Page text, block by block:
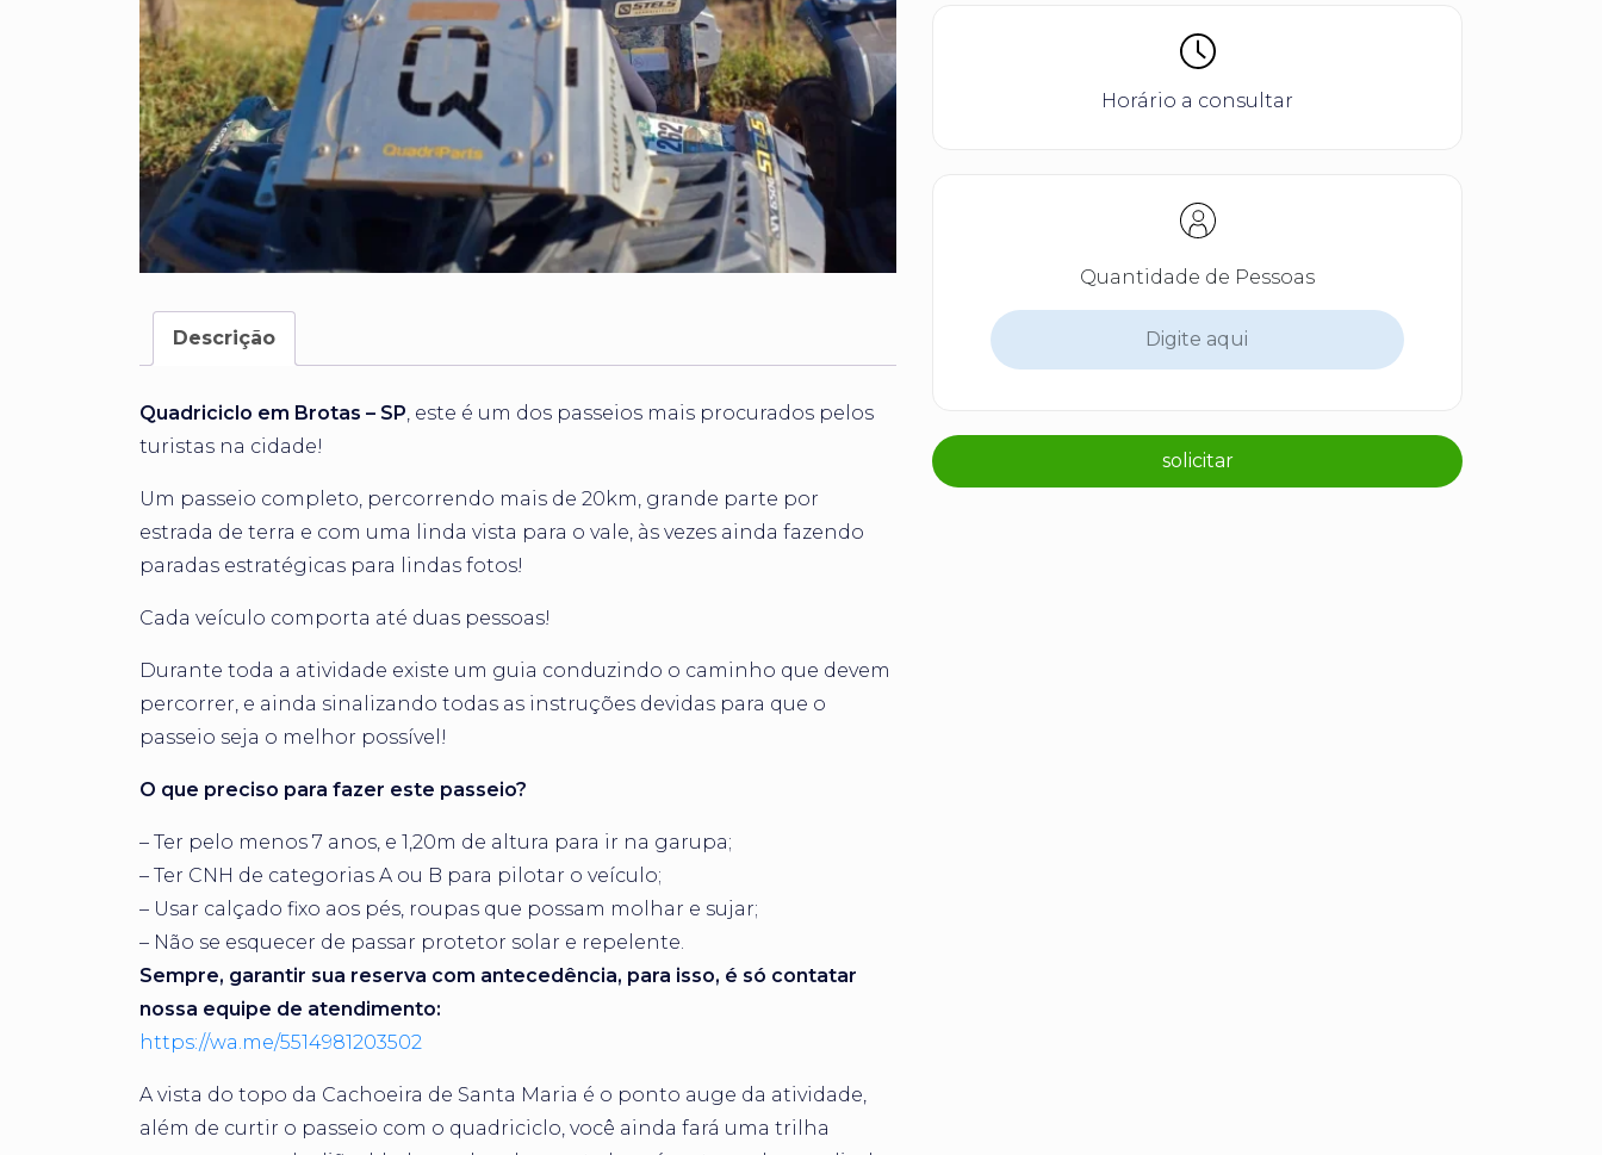
Descrição
Quadriciclo em Brotas – SP, este é um dos passeios mais procurados pelos
turistas na cidade!
Um passeio completo, percorrendo mais de 20km, grande parte por
estrada de terra e com uma linda vista para o vale, às vezes ainda fazendo
paradas estratégicas para lindas fotos!
Cada veículo comporta até duas pessoas!
Durante toda a atividade existe um guia conduzindo o caminho que devem
percorrer, e ainda sinalizando todas as instruções devidas para que o
passeio seja o melhor possível!
O que preciso para fazer este passeio?
– Ter pelo menos 7 anos, e 1,20m de altura para ir na garupa;
– Ter CNH de categorias A ou B para pilotar o veículo;
– Usar calçado fixo aos pés, roupas que possam molhar e sujar;
– Não se esquecer de passar protetor solar e repelente.
Sempre, garantir sua reserva com antecedência, para isso, é só contatar
nossa equipe de atendimento:
https://wa.me/5514981203502
A vista do topo da Cachoeira de Santa Maria é o ponto auge da atividade,
além de curtir o passeio com o quadriciclo, você ainda fará uma trilha
Horário a consultar
Quantidade de Pessoas
solicitar